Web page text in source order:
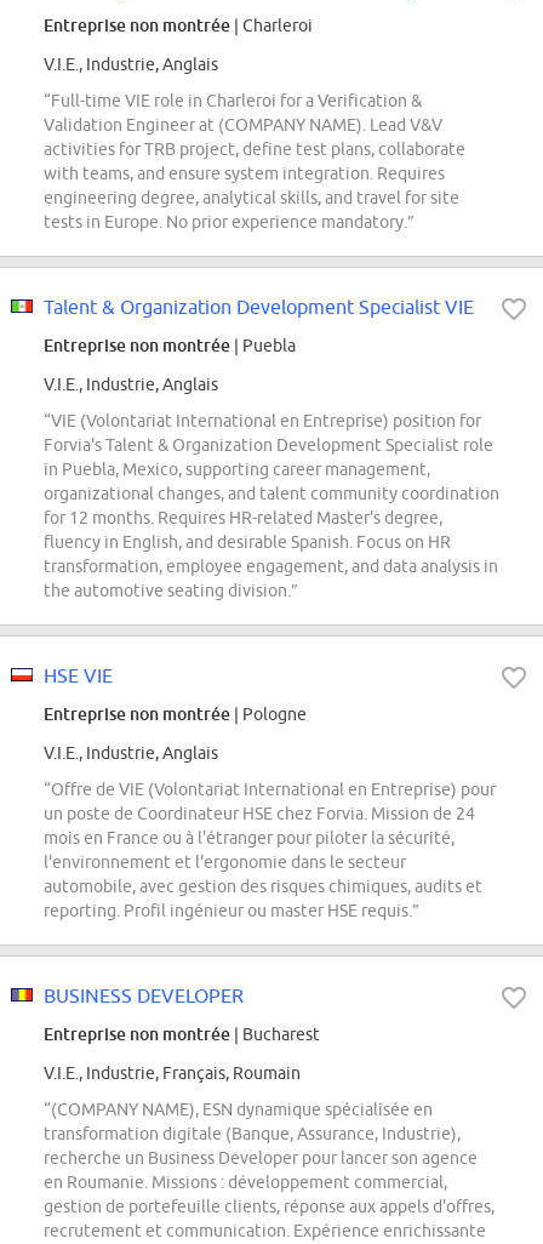
Entreprise non montrée | Charleroi
V.I.E., Industrie, Anglais
“Full-time VIE role in Charleroi for a Verification &
Validation Engineer at (COMPANY NAME). Lead V&V
activities for TRB project, define test plans, collaborate
with teams, and ensure system integration. Requires
engineering degree, analytical skills, and travel for site
tests in Europe. No prior experience mandatory.”
Talent & Organization Development Specialist VIE
Entreprise non montrée | Puebla
V.I.E., Industrie, Anglais
“VIE (Volontariat International en Entreprise) position for
Forvia's Talent & Organization Development Specialist role
in Puebla, Mexico, supporting career management,
organizational changes, and talent community coordination
for 12 months. Requires HR-related Master's degree,
fluency in English, and desirable Spanish. Focus on HR
transformation, employee engagement, and data analysis in
the automotive seating division.”
HSE VIE
Entreprise non montrée | Pologne
V.I.E., Industrie, Anglais
“Offre de VIE (Volontariat International en Entreprise) pour
un poste de Coordinateur HSE chez Forvia. Mission de 24
mois en France ou à l'étranger pour piloter la sécurité,
l'environnement et l'ergonomie dans le secteur
automobile, avec gestion des risques chimiques, audits et
reporting. Profil ingénieur ou master HSE requis.”
BUSINESS DEVELOPER
Entreprise non montrée | Bucharest
V.I.E., Industrie, Français, Roumain
“(COMPANY NAME), ESN dynamique spécialisée en
transformation digitale (Banque, Assurance, Industrie),
recherche un Business Developer pour lancer son agence
en Roumanie. Missions : développement commercial,
gestion de portefeuille clients, réponse aux appels d'offres,
recrutement et communication. Expérience enrichissante